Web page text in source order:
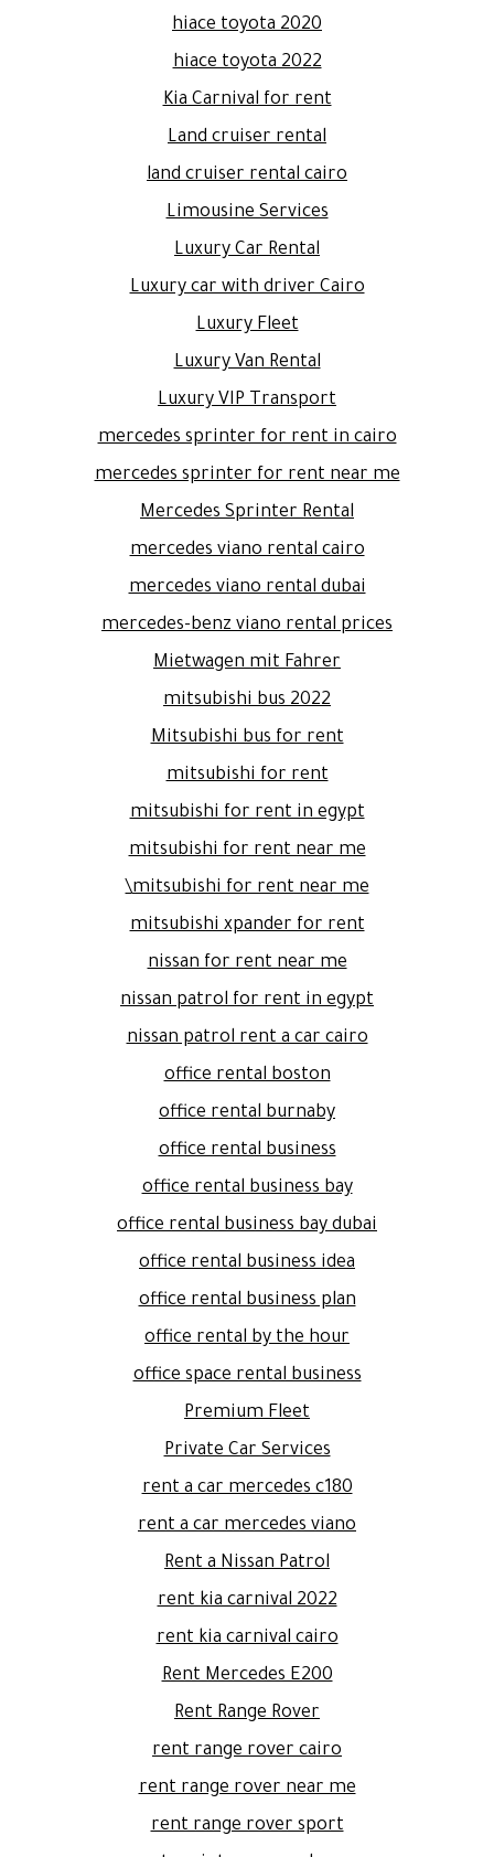
hiace toyota 2020
hiace toyota 2022
Kia Carnival for rent
Land cruiser rental
land cruiser rental cairo
Limousine Services
Luxury Car Rental
Luxury car with driver Cairo
Luxury Fleet
Luxury Van Rental
Luxury VIP Transport
mercedes sprinter for rent in cairo
mercedes sprinter for rent near me
Mercedes Sprinter Rental
mercedes viano rental cairo
mercedes viano rental dubai
mercedes-benz viano rental prices
Mietwagen mit Fahrer
mitsubishi bus 2022
Mitsubishi bus for rent
mitsubishi for rent
mitsubishi for rent in egypt
mitsubishi for rent near me
mitsubishi for rent near me\
mitsubishi xpander for rent
nissan for rent near me
nissan patrol for rent in egypt
nissan patrol rent a car cairo
office rental boston
office rental burnaby
office rental business
office rental business bay
office rental business bay dubai
office rental business idea
office rental business plan
office rental by the hour
office space rental business
Premium Fleet
Private Car Services
rent a car mercedes c180
rent a car mercedes viano
Rent a Nissan Patrol
rent kia carnival 2022
rent kia carnival cairo
Rent Mercedes E200
Rent Range Rover
rent range rover cairo
rent range rover near me
rent range rover sport